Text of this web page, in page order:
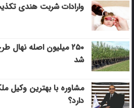
وارادات شربت هندی
۲۵۰ میلیون اصله نهال
شد
مشاوره با بهترین وکیل
دارد؟